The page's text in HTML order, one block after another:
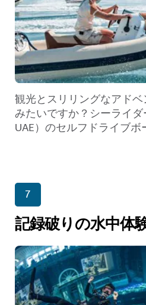
観光とスリリングなアド
みたいですか？シーライダ
UAE）のセルフドライブボ
7
記録破りの水中体